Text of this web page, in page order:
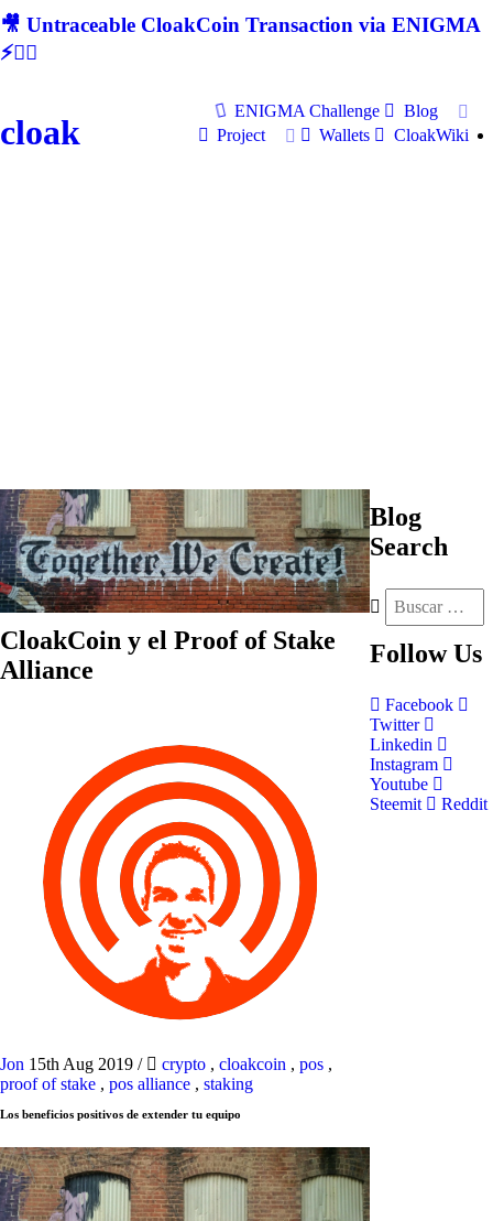
🎥 Untraceable CloakCoin Transaction via ENIGMA
⚡🕵‍♂
cloak
ENIGMA Challenge
Blog
Project
Wallets CloakWiki
CloakCoin y el Proof of Stake
Alliance
Jon 15th Aug 2019 / crypto , cloakcoin , pos ,
proof of stake , pos alliance , staking
Los beneficios positivos de extender tu equipo
Blog
Search
Follow Us
Facebook
Twitter
Linkedin
Instagram
Youtube
Steemit
Reddit